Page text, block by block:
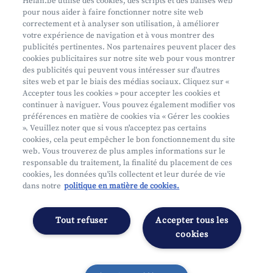
Aide et contact
Prendre rendez-vous
Où nous trouver
Mifid
Privacy
Juridische info
Segmentatie
Gérer les préférences
pour nous aider à faire fonctionner notre site web
correctement et à analyser son utilisation, à améliorer
votre expérience de navigation et à vous montrer des
publicités pertinentes. Nos partenaires peuvent placer des
cookies publicitaires sur notre site web pour vous montrer
des publicités qui peuvent vous intéresser sur d'autres
sites web et par le biais des médias sociaux. Cliquez sur «
Accepter tous les cookies » pour accepter les cookies et
continuer à naviguer. Vous pouvez également modifier vos
préférences en matière de cookies via « Gérer les cookies
». Veuillez noter que si vous n'acceptez pas certains
cookies, cela peut empêcher le bon fonctionnement du site
web. Vous trouverez de plus amples informations sur le
responsable du traitement, la finalité du placement de ces
cookies, les données qu'ils collectent et leur durée de vie
dans notre politique en matière de cookies.
Accepter tous les
cookies
Tout refuser